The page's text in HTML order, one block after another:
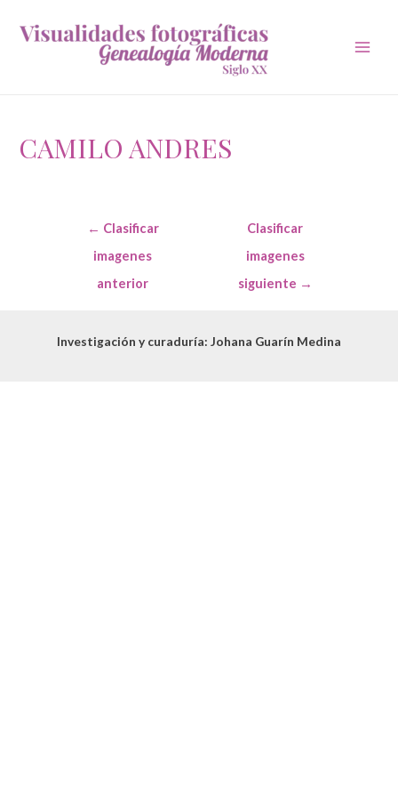
CAMILO ANDRES
entradas
← Clasificar
imagenes
anterior
Clasificar
imagenes
siguiente →
Investigación y curaduría: Johana Guarín Medina